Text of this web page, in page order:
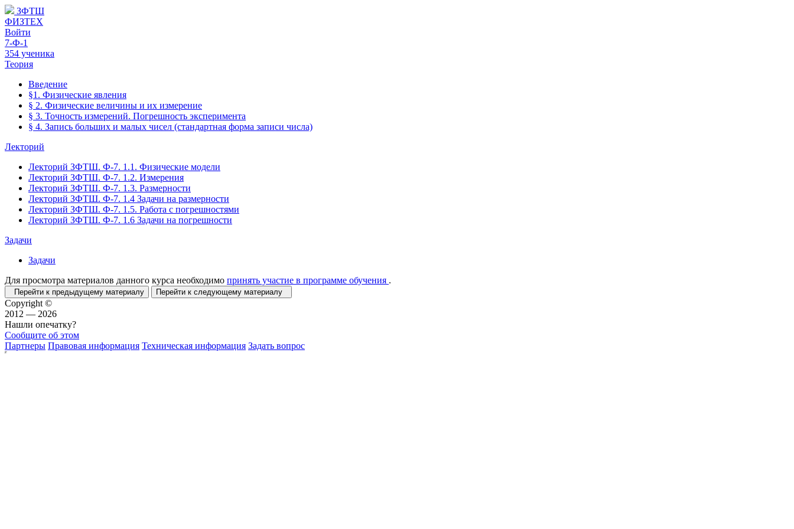
ЗФТШ
ФИЗТЕХ
Войти
7-Ф-1
354 ученика
Теория
Введение
§1. Физические явления
§ 2. Физические величины и их измерение
§ 3. Точность измерений. Погрешность эксперимента
§ 4. Запись больших и малых чисел (стандартная форма записи числа)
Лекторий
Лекторий ЗФТШ. Ф-7. 1.1. Физические модели
Лекторий ЗФТШ. Ф-7. 1.2. Измерения
Лекторий ЗФТШ. Ф-7. 1.3. Размерности
Лекторий ЗФТШ. Ф-7. 1.4 Задачи на размерности
Лекторий ЗФТШ. Ф-7. 1.5. Работа с погрешностями
Лекторий ЗФТШ. Ф-7. 1.6 Задачи на погрешности
Задачи
Задачи
Для просмотра материалов данного курса необходимо принять участие в программе обучения .
Перейти к предыдущему материалу Перейти к следующему материалу
Copyright ©
2012 — 2026
Нашли опечатку?
Сообщите об этом
Партнеры Правовая информация Техническая информация Задать вопрос